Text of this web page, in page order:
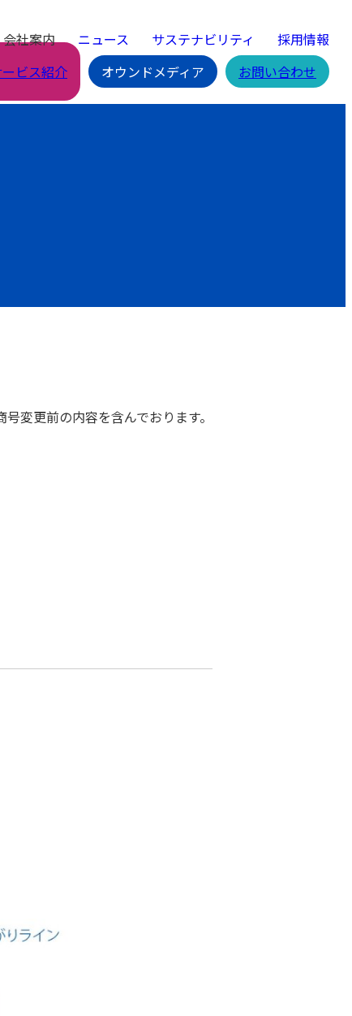
会社案内 ニュース サステナビリティ
採用情報
ビス紹介
オウンドメディア お問い合わせ
変更前の内容を含んでおります。